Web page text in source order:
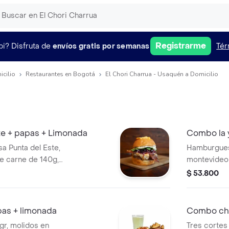
Disfruta de envíos gratis por semanas Registrarme
Restaurantes en Bogotá El Chori Charrua - Usaquén a Domicilio
+ papas + Limonada
Punta del Este,
carne de 140g,
Combo la
peper jack,
,aros de
$ 53.800
+ limonada
molidos en
Combo
Tres cortes